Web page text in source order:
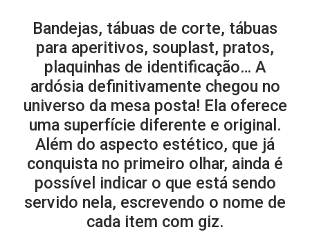
Bandejas, tábuas de corte, tábuas
para aperitivos, souplast, pratos,
plaquinhas de identificação… A
ardósia definitivamente chegou no
universo da mesa posta! Ela oferece
uma superfície diferente e original.
Além do aspecto estético, que já
conquista no primeiro olhar, ainda é
possível indicar o que está sendo
servido nela, escrevendo o nome de
cada item com giz.